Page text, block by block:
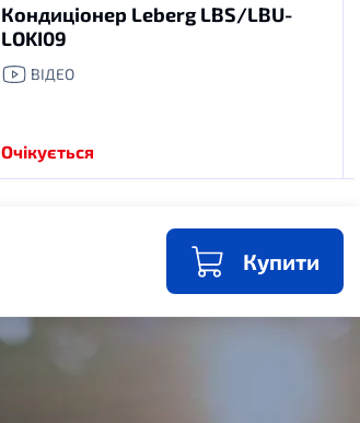
Кондиціонер Leberg LBS/LBU-
LOKI09
ВІДЕО
Очікується
Купити